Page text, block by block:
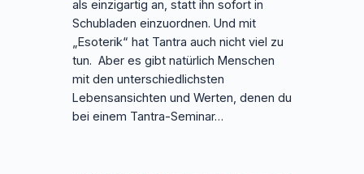
als einzigartig an, statt ihn sofort in
Schubladen einzuordnen. Und mit
„Esoterik“ hat Tantra auch nicht viel zu
tun. Aber es gibt natürlich Menschen
mit den unterschiedlichsten
Lebensansichten und Werten, denen du
bei einem Tantra-Seminar…